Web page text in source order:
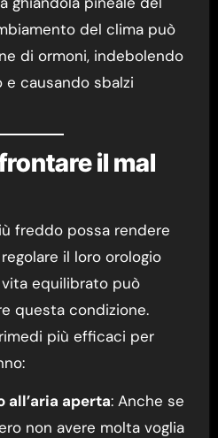
del clima può
di ormoni, indebolendo
causando sbalzi
il mal
freddo possa rendere
il loro orologio
equilibrato può
questa condizione.
più efficaci per
all’aria aperta: Anche se
non avere molta voglia